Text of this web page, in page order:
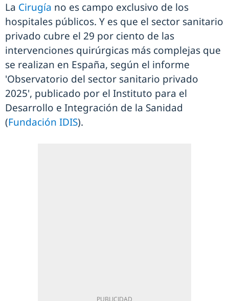
La Cirugía no es campo exclusivo de los
hospitales públicos. Y es que el sector sanitario
privado cubre el 29 por ciento de las
intervenciones quirúrgicas más complejas que
se realizan en España, según el informe
'Observatorio del sector sanitario privado
2025', publicado por el Instituto para el
Desarrollo e Integración de la Sanidad
(Fundación IDIS).